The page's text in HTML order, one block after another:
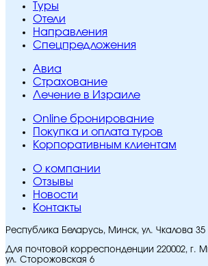
Туры
Отели
Направления
Спецпредложения
Авиа
Страхование
Лечение в Израиле
Online бронирование
Покупка и оплата туров
Корпоративным клиентам
O компании
Отзывы
Новости
Контакты
Республика Беларусь, Минск, ул. Чкалова 35
Для почтовой корреспонденции 220002, г.
ул. Сторожовская 6